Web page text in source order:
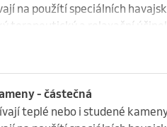
na použítí speciálních
terapeutický a relaxační
technik pro své
náplň je také harmonizovat
a lymfatický systém
- částečná
teplé nebo i studené